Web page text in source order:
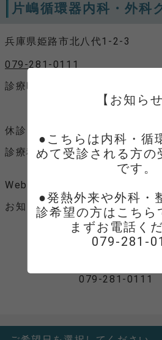
片嶋循環器内科・外科
兵庫県姫路市北八代1-2-3
079-281-0111
診療時間
月火木金 9：
18：00
水土 9：00～
休診日
日曜、祝日、年
診療科目
循環器内科、一
科
Webサイト
お知らせ
診察時間を確約
せんのでご了承
ご来院時には、
お持ちください。
発熱外来で来院
079-281-0111
【お知らせ
●こちらは内科・循
めて受診される方の
です。
●発熱外来や外科・
診希望の方はこちら
まずお電話く
079-281-